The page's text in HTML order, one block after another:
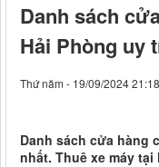
Danh sách
Hải Phòng uy
Thứ năm - 19/09/2024 21:18
Danh sách cửa hàng
nhất. Thuê xe máy